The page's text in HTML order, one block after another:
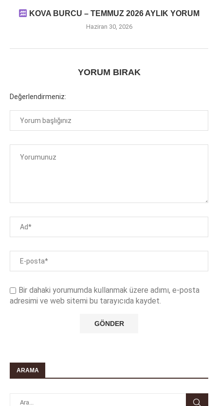
KOVA BURCU – TEMMUZ 2026 AYLIK YORUM
Haziran 30, 2026
YORUM BIRAK
Değerlendirmeniz:
Bir dahaki yorumumda kullanmak üzere adımı, e-posta
adresimi ve web sitemi bu tarayıcıda kaydet.
ARAMA